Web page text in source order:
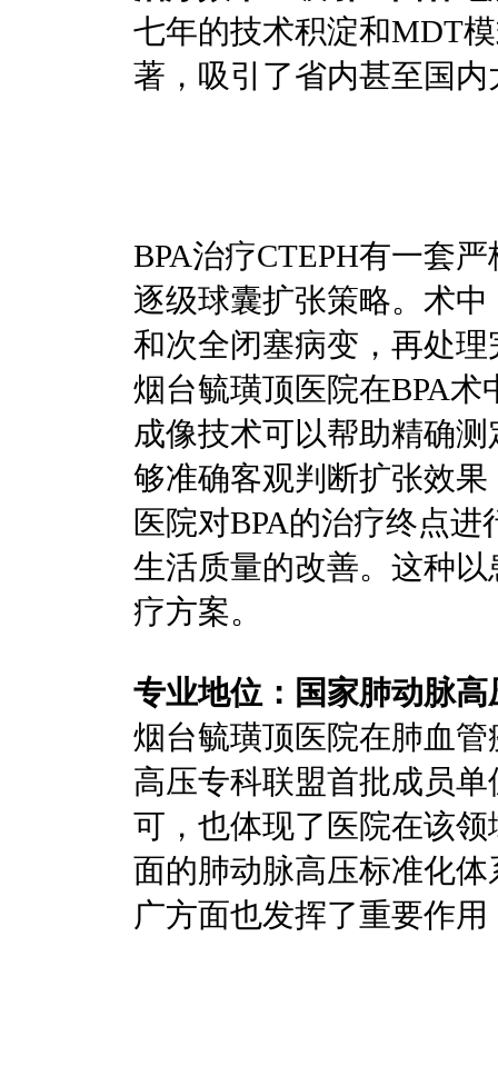
七年的技术积淀和MDT
著，吸引了省内甚至国
BPA治疗CTEPH有一套
逐级球囊扩张策略。术
和次全闭塞病变，再处
烟台毓璜顶医院在BPA
成像技术可以帮助精确
够准确客观判断扩张效
医院对BPA的治疗终点
生活质量的改善。这种
疗方案。
专业地位：国家肺动脉
烟台毓璜顶医院在肺血
高压专科联盟首批成员
可，也体现了医院在该
面的肺动脉高压标准化
广方面也发挥了重要作